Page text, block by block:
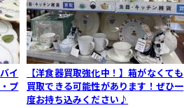
プ
【洋食器買取強化中！】箱がなくても
買取できる可能性があります！ぜひ一
度お持ち込みください♪